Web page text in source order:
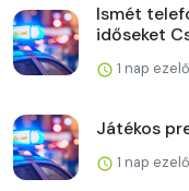
Ismét
időseket
1 nap
Játékos
1 nap